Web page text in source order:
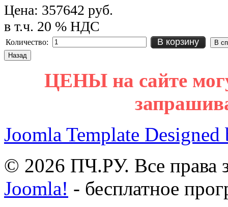
Цена: 357642 руб.
в т.ч. 20 % НДС
Количество: В корзину
ЦЕНЫ на сайте
Joomla Template Designed
© 2026 ПЧ.РУ. Все права
Joomla! - бесплатное